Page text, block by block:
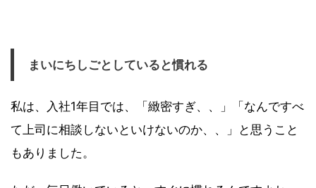
まいにちしごとしていると慣れる
私は、入社1年目では、「緻密すぎ、、」「なんですべ
て上司に相談しないといけないのか、、」と思うこと
もありました。